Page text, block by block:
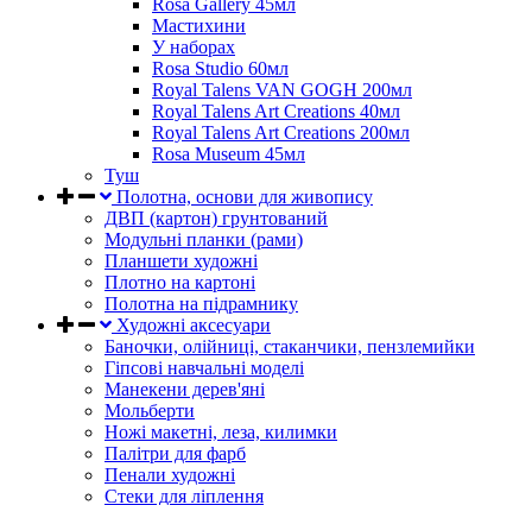
Rosa Gallery 45мл
Мастихини
У наборах
Rosa Studio 60мл
Royal Talens VAN GOGH 200мл
Royal Talens Art Creations 40мл
Royal Talens Art Creations 200мл
Rosa Museum 45мл
Туш
Полотна, основи для живопису
ДВП (картон) грунтований
Модульні планки (рами)
Планшети художні
Плотно на картоні
Полотна на підрамнику
Художні аксесуари
Баночки, олійниці, стаканчики, пензлемийки
Гіпсові навчальні моделі
Манекени дерев'яні
Мольберти
Ножі макетні, леза, килимки
Палітри для фарб
Пенали художні
Стеки для ліплення